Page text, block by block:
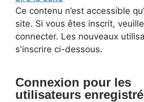
Ce contenu n’est accessible
site. Si vous êtes inscrit,
connecter. Les nouveaux
s'inscrire ci-dessous.
Connexion pour les
utilisateurs